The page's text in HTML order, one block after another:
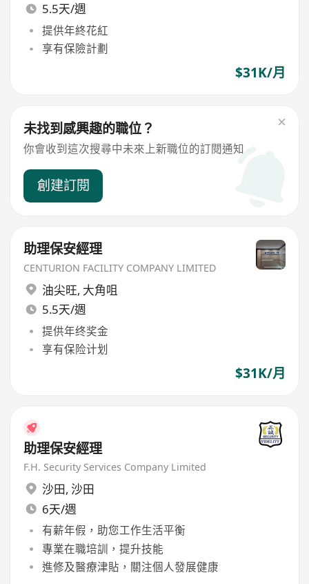
5.5天/週
提供年終花紅
享有保險計劃
$31K/月
未找到感興趣的職位？
你會收到這次搜尋中未來上新職位的訂閱通知
創建訂閱
助理保安經理
CENTURION FACILITY COMPANY LIMITED
油尖旺, 大角咀
5.5天/週
提供年终奖金
享有保险计划
$31K/月
助理保安經理
F.H. Security Services Company Limited
沙田, 沙田
6天/週
有薪年假，助您工作生活平衡
專業在職培訓，提升技能
進修及醫療津貼，關注個人發展健康